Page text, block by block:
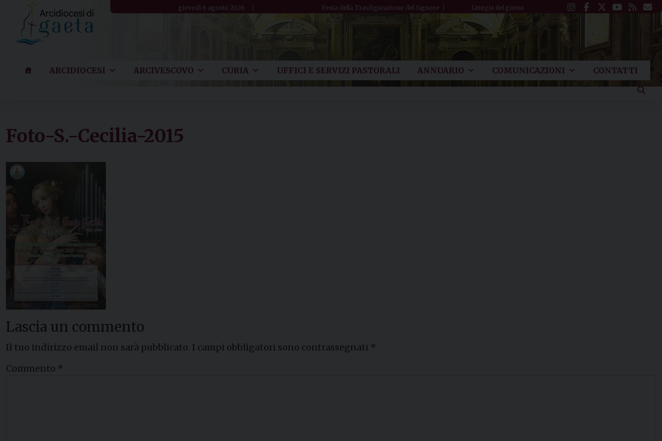
content
giovedì 6 agosto 2026 Festa della Trasfigurazione del Signore Liturgia del giorno
ARCIDIOCESI ARCIVESCOVO CURIA UFFICI E SERVIZI PASTORALI ANNUARIO COMUNICAZIONI CONTATTI
Foto-S.-Cecilia-2015
Lascia un commento
Il tuo indirizzo email non sarà pubblicato. I campi obbligatori sono contrassegnati *
Commento *